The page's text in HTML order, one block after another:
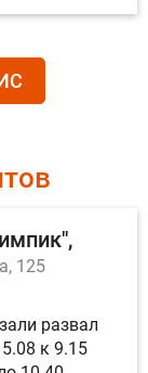
125
развал
к 9.15